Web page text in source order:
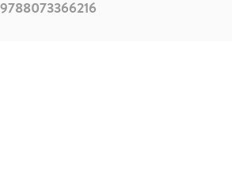
9788073366216